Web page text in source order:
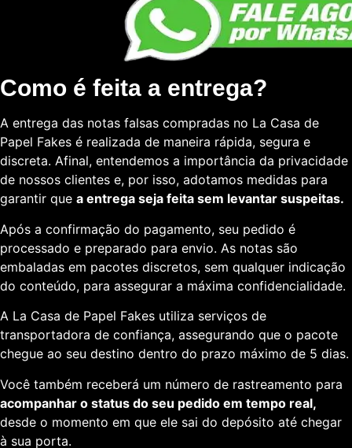
Como é feita a entrega?
A entrega das notas falsas compradas no La Casa de
Papel Fakes é realizada de maneira rápida, segura e
discreta. Afinal, entendemos a importância da privacidade
de nossos clientes e, por isso, adotamos medidas para
garantir que a entrega seja feita sem levantar suspeitas.
Após a confirmação do pagamento, seu pedido é
processado e preparado para envio. As notas são
embaladas em pacotes discretos, sem qualquer indicação
do conteúdo, para assegurar a máxima confidencialidade.
A La Casa de Papel Fakes utiliza serviços de
transportadora de confiança, assegurando que o pacote
chegue ao seu destino dentro do prazo máximo de 5 dias.
Você também receberá um número de rastreamento para
acompanhar o status do seu pedido em tempo real,
desde o momento em que ele sai do depósito até chegar
à sua porta.